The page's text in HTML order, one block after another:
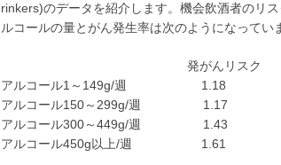
rinkers)のデータを紹介します。機会飲酒者のリ
ルコールの量とがん発生率は次のようになってい
発がんリスク 缶ビール
アルコール1～149g/週
アルコール150～299g/週
アルコール300～449g/週
アルコール450g以上/週